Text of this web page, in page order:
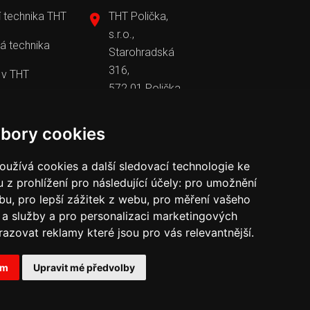
cookies
cookies a další sledovací technologie ke
z prohlížení pro následující účely: pro umožnění
, pro lepší zážitek z webu, pro měření vašeho
služby a pro personalizaci marketingových
reklamy které jsou pro vás relevantnější.
Upravit mé předvolby
technika THT
technika
THT
THT Polička,
s.r.o.,
Starohradská
316,
572 01 Polička